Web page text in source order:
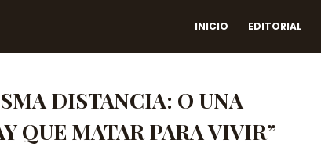
INICIO EDITORIAL
DISTANCIA: O UNA
QUE MATAR PARA VIVIR”